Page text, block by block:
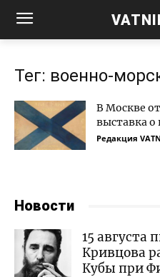
Тег: военно-
В Москве
выставка
Редакция
Новости
15 августа
Кривцова
Кубы при